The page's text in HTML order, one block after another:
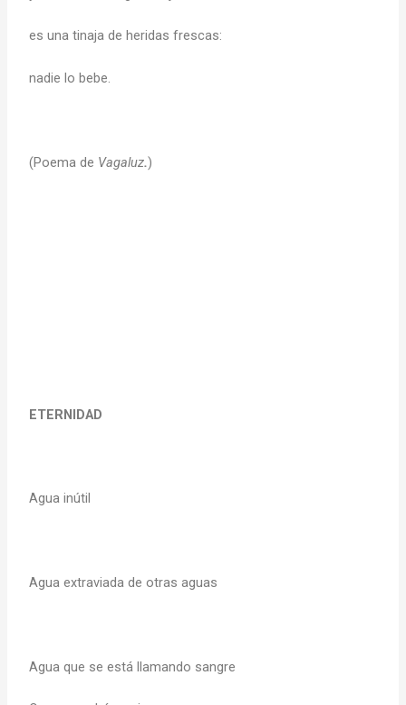
es una tinaja de heridas frescas:
nadie lo bebe.
(Poema de Vagaluz.)
ETERNIDAD
Agua inútil
Agua extraviada de otras aguas
Agua que se está llamando sangre